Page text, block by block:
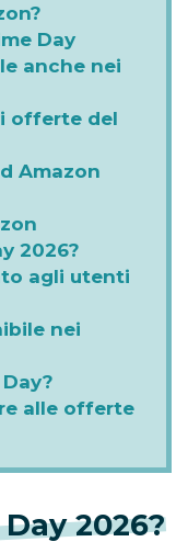
Day
anche nei
offerte del
Amazon
2026?
agli utenti
nei
alle offerte
2026?